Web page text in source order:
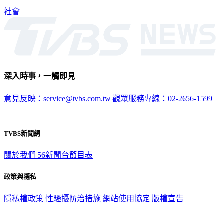
社會
深入時事，一觸即見
意見反映：service@tvbs.com.tw 觀眾服務專線：02-2656-1599
TVBS新聞網
關於我們 56新聞台節目表
政策與隱私
隱私權政策 性騷擾防治措施 網站使用協定 版權宣告